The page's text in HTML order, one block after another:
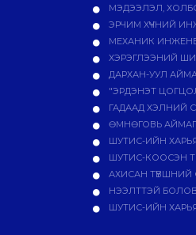
МЭДЭЭЛЭЛ,
ЭРЧИМ ХҮЧНИЙ
МЕХАНИК
ХЭРЭГЛЭЭНИЙ
ДАРХАН-УУЛ
"ЭРДЭНЭТ
ГАДААД ХЭЛНИЙ
ӨМНӨГОВЬ
ШУТИС-ИЙН
ШУТИС-КООСЭН
АХИСАН ТҮВШНИЙ
НЭЭЛТТЭЙ
ШУТИС-ИЙН